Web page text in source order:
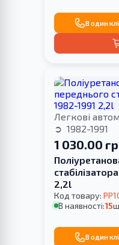
В один
Легкові
1982-1991
1 030.00
2,2l
Код товару:
В наявності:15
В один